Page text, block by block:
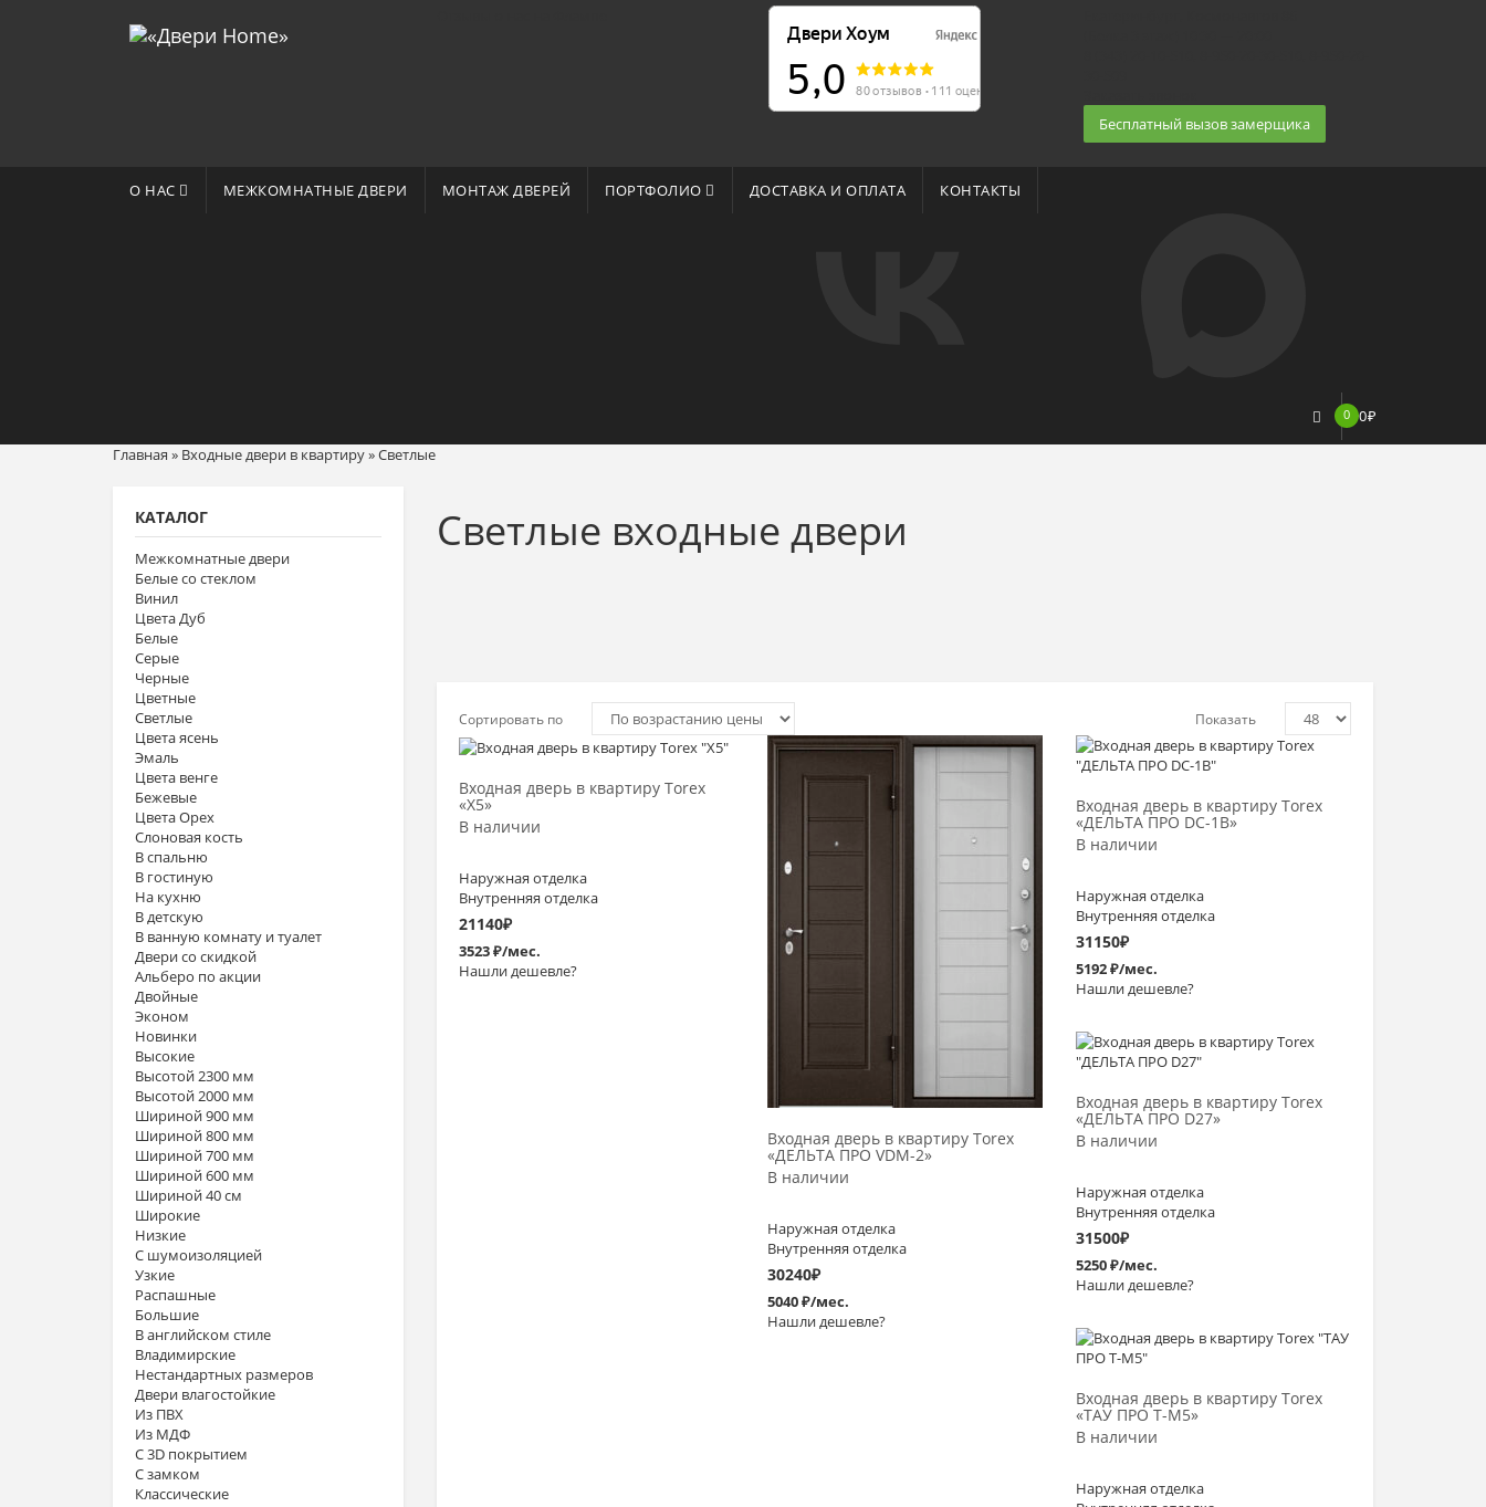
Бесплатный вызов замерщика
О НАС МЕЖКОМНАТНЫЕ ДВЕРИ МОНТАЖ ДВЕРЕЙ ПОРТФОЛИО ДОСТАВКА И ОПЛАТА КОНТАКТЫ
0 0₽
Главная » Входные двери в квартиру»Светлые
КАТАЛОГ
Межкомнатные двери
Белые со стеклом
Винил
Цвета Дуб
Белые
Серые
Черные
Цветные
Светлые
Цвета ясень
Эмаль
Цвета венге
Бежевые
Цвета Орех
Слоновая кость
В спальню
В гостиную
На кухню
В детскую
В ванную комнату и туалет
Двери со скидкой
Альберо по акции
Двойные
Эконом
Новинки
Высокие
Высотой 2300 мм
Высотой 2000 мм
Шириной 900 мм
Шириной 800 мм
Шириной 700 мм
Шириной 600 мм
Шириной 40 см
Широкие
Низкие
С шумоизоляцией
Узкие
Распашные
Большие
В английском стиле
Владимирские
Нестандартных размеров
Двери влагостойкие
Из ПВХ
Из МДФ
С 3D покрытием
С замком
Классические
Светлые входные двери
Сортировать по Показать
Входная дверь в квартиру Torex
«Х5»
В наличии
Наружная отделка
Внутренняя отделка
21140₽
3523 ₽/мес.
Нашли дешевле?
Выбрать >
Входная дверь в квартиру Torex
«ДЕЛЬТА ПРО VDM-2»
В наличии
Наружная отделка
Внутренняя отделка
30240₽
5040 ₽/мес.
Нашли дешевле?
Выбрать >
Входная дверь в квартиру Torex
«ДЕЛЬТА ПРО DC-1В»
В наличии
Наружная отделка
Внутренняя отделка
31150₽
5192 ₽/мес.
Нашли дешевле?
Выбрать >
Входная дверь в квартиру Torex
«ДЕЛЬТА ПРО D27»
В наличии
Наружная отделка
Внутренняя отделка
31500₽
5250 ₽/мес.
Нашли дешевле?
Выбрать >
Входная дверь в квартиру Torex
«ТАУ ПРО Т-М5»
В наличии
Наружная отделка
Выбрать >